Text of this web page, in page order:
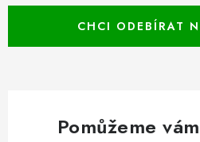
CHCI ODEBÍRAT
Pomůžeme